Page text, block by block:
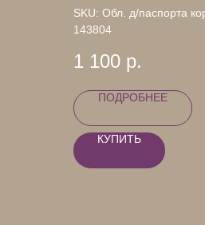
SKU: Обл. д/паспорта
143804
1 100 р.
ПОДРОБНЕЕ
КУПИТЬ